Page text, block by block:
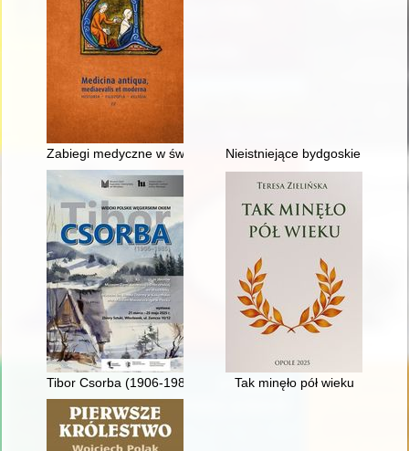
Zabiegi medyczne w świetle arabskiego traktatu Albucasisa
Nieistniejące bydgoskie
Tibor Csorba (1906-1985) : widoki polskie węgierskim okiem
Tak minęło pół wieku